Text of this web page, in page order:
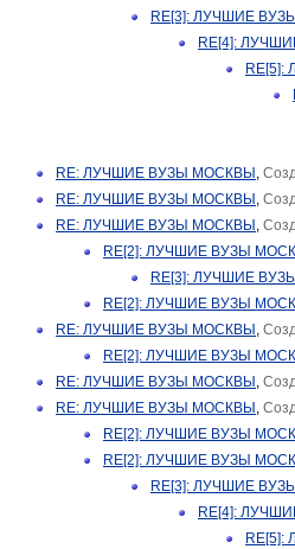
RE[3]: ЛУЧШИЕ
RE[4]:
RE: ЛУЧШИЕ ВУЗЫ МОСКВЫ ,
RE: ЛУЧШИЕ ВУЗЫ МОСКВЫ ,
RE: ЛУЧШИЕ ВУЗЫ МОСКВЫ ,
RE[2]: ЛУЧШИЕ ВУЗЫ
RE[3]: ЛУЧШИЕ
RE[2]: ЛУЧШИЕ ВУЗЫ
RE: ЛУЧШИЕ ВУЗЫ МОСКВЫ ,
RE[2]: ЛУЧШИЕ ВУЗЫ
RE: ЛУЧШИЕ ВУЗЫ МОСКВЫ ,
RE: ЛУЧШИЕ ВУЗЫ МОСКВЫ ,
RE[2]: ЛУЧШИЕ ВУЗЫ
RE[2]: ЛУЧШИЕ ВУЗЫ
RE[3]: ЛУЧШИЕ
RE[4]: